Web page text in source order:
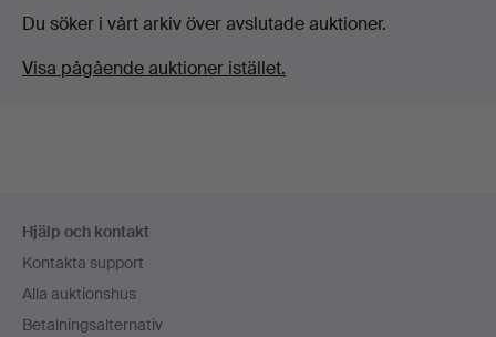
Du söker i vårt arkiv över avslutade auktioner.
Visa pågående auktioner istället.
Hjälp och kontakt
Kontakta support
Alla auktionshus
Betalningsalternativ